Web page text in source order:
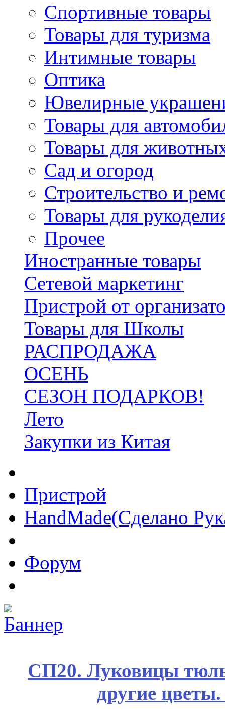
Спортивные товары
Товары для туризма
Интимные товары
Оптика
Ювелирные
Товары для
Товары для
Сад и огород
Строительство и
Товары для
Прочее
Иностранные товары
Сетевой маркетинг
Пристрой от
Товары для Школы
РАСПРОДАЖА
ОСЕНЬ
СЕЗОН ПОДАРКОВ!
Лето
Закупки из Китая
Пристрой
HandMade(Сделано
Форум
СП20. Луковицы
другие